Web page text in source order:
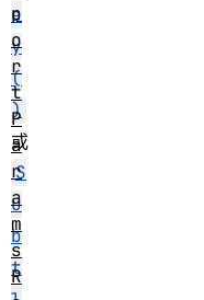
e
y
(
)
或
S
u
b
t
p
o
r
t
P
a
r
a
m
s
R